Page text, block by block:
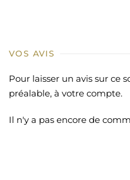
VOS AVIS
Pour laisser un avis sur ce
préalable, à votre compte.
Il n'y a pas encore de